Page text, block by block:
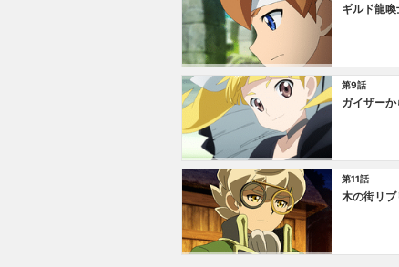
ギルド龍
第9話
ガイザー
第11話
木の街リブ